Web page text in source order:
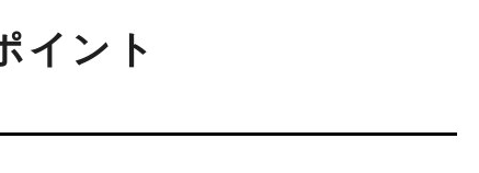
イント